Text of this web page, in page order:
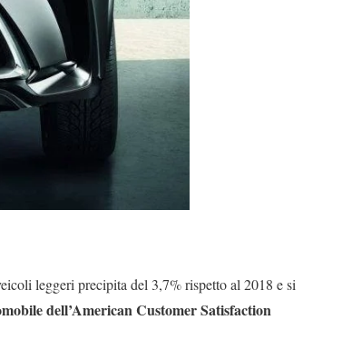
leggeri precipita del 3,7% rispetto al 2018 e si
dell’American Customer Satisfaction